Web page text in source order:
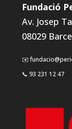
Fundació
Av. Josep
08029
✉️
📞 93 231 12 47